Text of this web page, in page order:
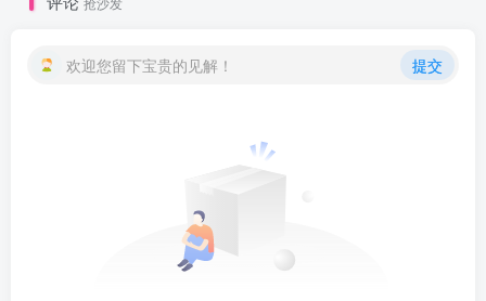
欢迎您留下宝贵的见解！ 提交